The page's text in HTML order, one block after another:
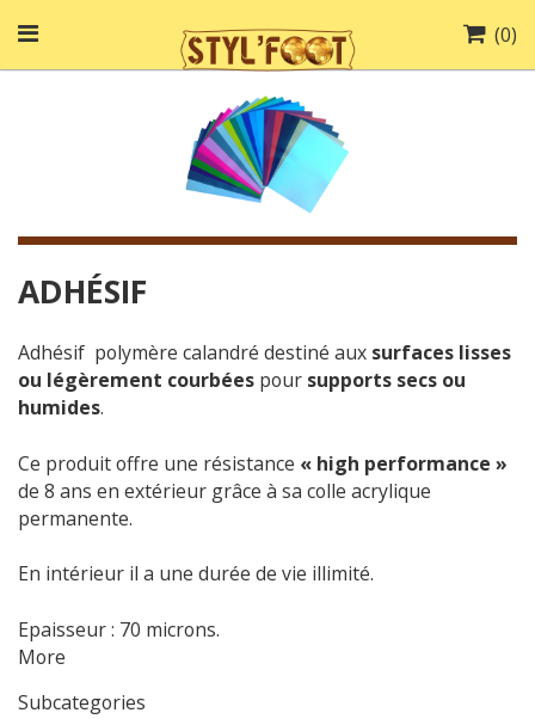
(0)
ADHÉSIF
Adhésif polymère calandré destiné aux surfaces lisses
ou légèrement courbées pour supports secs ou
humides.
Ce produit offre une résistance « high performance »
de 8 ans en extérieur grâce à sa colle acrylique
permanente.
En intérieur il a une durée de vie illimité.
Epaisseur : 70 microns.
More
Subcategories